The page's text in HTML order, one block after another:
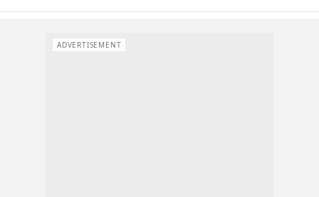
ADVERTISEMENT